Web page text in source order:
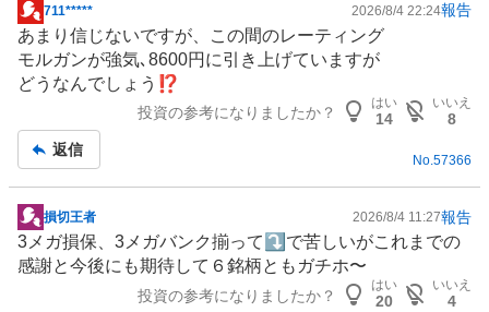
掲
示
板
記
711***** 2026/8/4 22:24報告
あまり信じないですが、この間のレーティング
モルガンが強気､8600円に引き上げていますが
どうなんでしょう⁉️
投資の参考になりましたか？
はい
14
いいえ
8
返信
No.57366
掲
示
板
損切王者 2026/8/4 11:27報告
3メガ損保、3 メガバンク揃って⤵️で苦しいがこれまでの
感謝と今後にも期待して６銘柄ともガチホ〜
投資の参考になりましたか？
はい
20
いいえ
4